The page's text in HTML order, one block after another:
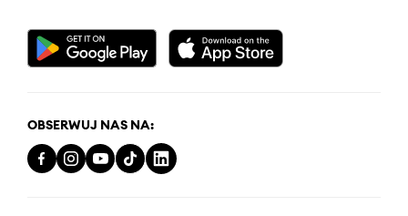
OBSERWUJ NAS NA: